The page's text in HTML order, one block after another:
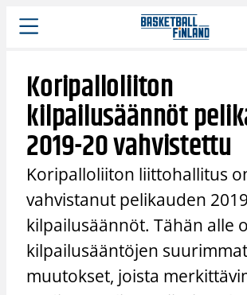
Siirry
sisältöön
Koripalloliiton
kilpailusäännöt
2019-20 vahvistettu
Koripalloliiton liittohallitus
vahvistanut pelikauden
kilpailusäännöt. Tähän alle
kilpailusääntöjen suurimmat
muutokset, joista